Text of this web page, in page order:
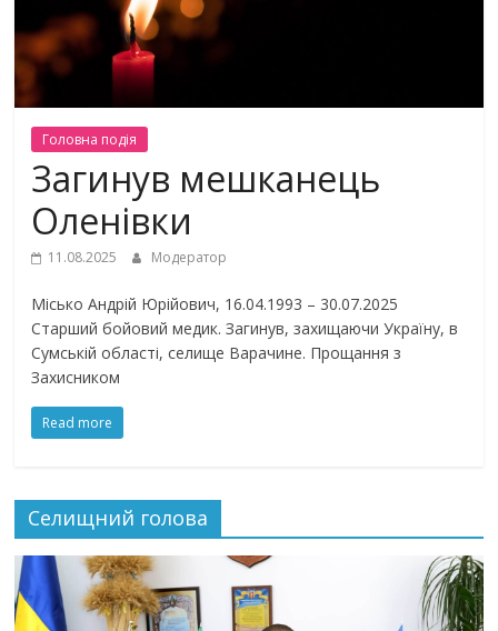
Головна подiя
Загинув мешканець
Оленівки
11.08.2025 Модератор
Місько Андрій Юрійович, 16.04.1993 – 30.07.2025
Старший бойовий медик. Загинув, захищаючи Україну, в
Сумській області, селище Варачине. Прощання з
Захисником
Read more
Селищний голова